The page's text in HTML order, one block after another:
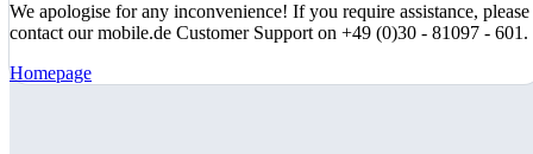
We apologise for any inconvenience! If you require assistance, please
contact our mobile.de Customer Support on +49 (0)30 - 81097 - 601.
Homepage